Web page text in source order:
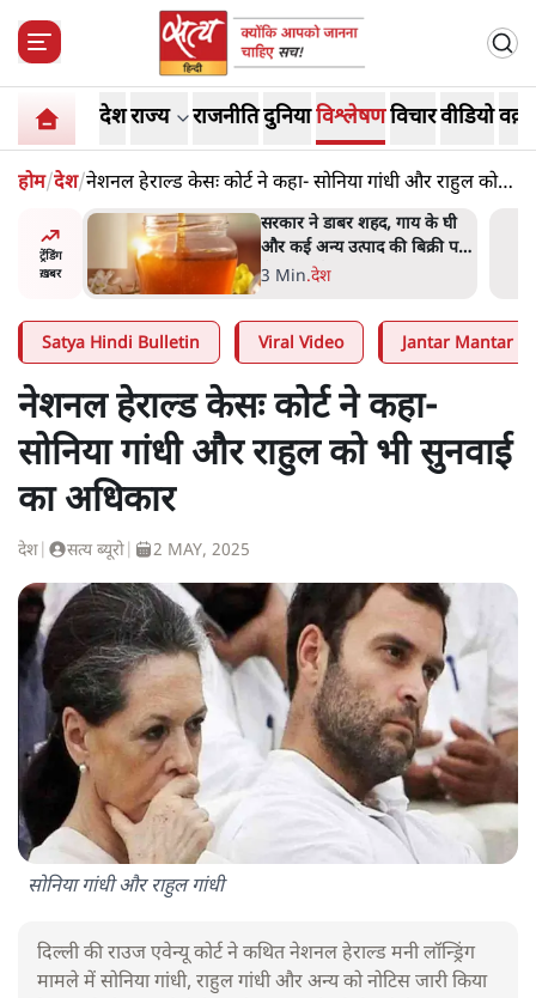
देशराज्य राजनीतिदुनियाविश्लेषणविचारवीडियो
होम/देश/नेशनल हेराल्ड केसः कोर्ट ने कहा- सोनिया गांधी और राहुल को
भी सुनवाई का अधिकार
ट्रेंडिंग
ख़बर
के घी
पर
'महाराष्ट्र में गैर बीजेपी वोटरों के
नामों को काटने की बड़ी साज़िश'-
रोहित पवार का आरोप
4 Min.महाराष्ट्र
Satya Hindi Bulletin Viral Video Jantar Mantar
नेशनल हेराल्ड केसः कोर्ट ने कहा-
सोनिया गांधी और राहुल को भी सुनवाई
का अधिकार
देश सत्य ब्यूरो 2 MAY, 2025
सोनिया गांधी और राहुल गांधी
दिल्ली की राउज एवेन्यू कोर्ट ने कथित नेशनल हेराल्ड मनी लॉन्ड्रिंग
मामले में सोनिया गांधी, राहुल गांधी और अन्य को नोटिस जारी किया